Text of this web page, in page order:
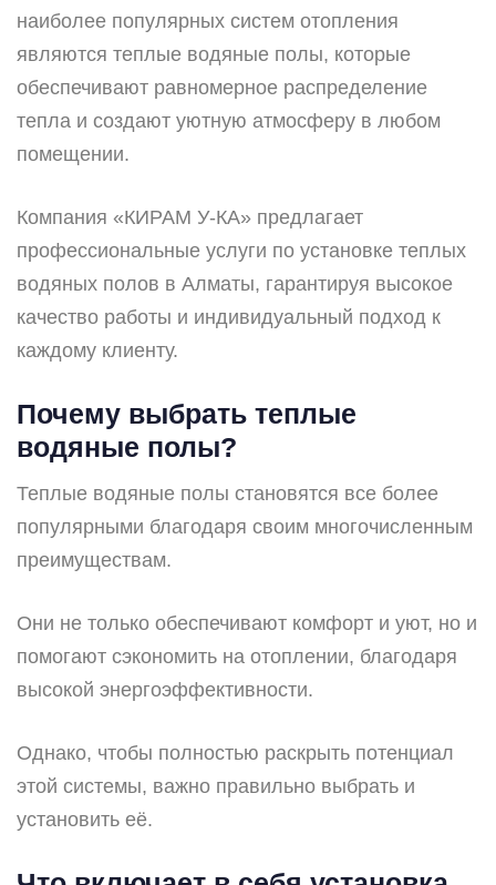
наиболее популярных систем отопления
являются теплые водяные полы, которые
обеспечивают равномерное распределение
тепла и создают уютную атмосферу в любом
помещении.
Компания «КИРАМ У-КА» предлагает
профессиональные услуги по установке теплых
водяных полов в Алматы, гарантируя высокое
качество работы и индивидуальный подход к
каждому клиенту.
Почему выбрать теплые
водяные полы?
Теплые водяные полы становятся все более
популярными благодаря своим многочисленным
преимуществам.
Они не только обеспечивают комфорт и уют, но и
помогают сэкономить на отоплении, благодаря
высокой энергоэффективности.
Однако, чтобы полностью раскрыть потенциал
этой системы, важно правильно выбрать и
установить её.